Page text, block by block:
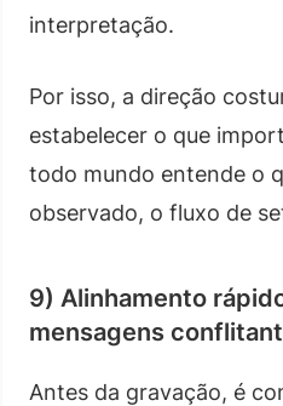
interpretação.
Por isso, a direção
estabelecer o que
todo mundo entende o
observado, o fluxo de
9) Alinhamento
mensagens
Antes da gravação, é